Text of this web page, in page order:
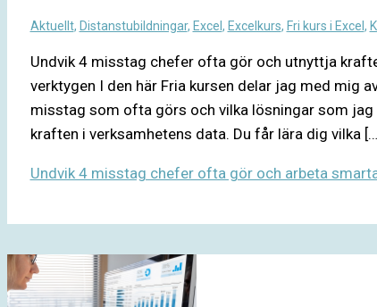
Aktuellt, Distanstubildningar, Excel , Excelkurs, Fri kurs i Excel ,
Undvik 4 misstag chefer ofta gör och utnyttja
verktygen I den här Fria kursen delar jag med mig
misstag som ofta görs och vilka lösningar som
kraften i verksamhetens data. Du får lära dig vilka
Undvik 4 misstag chefer ofta gör och arbeta